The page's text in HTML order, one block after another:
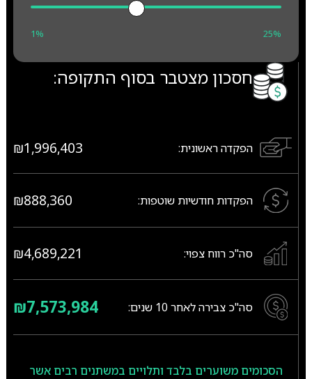
1% 25%
חסכון מצטבר בסוף התקופה:
הפקדה ראשונית: ₪1,996,403
הפקדות חודשיות שוטפות: ₪888,360
סה"כ רווח צפוי: ₪4,689,221
סה"כ צבירה לאחר 10 שנים: ₪7,573,984
הסכומים משוערים בלבד ותלויים במשתנים רבים אשר